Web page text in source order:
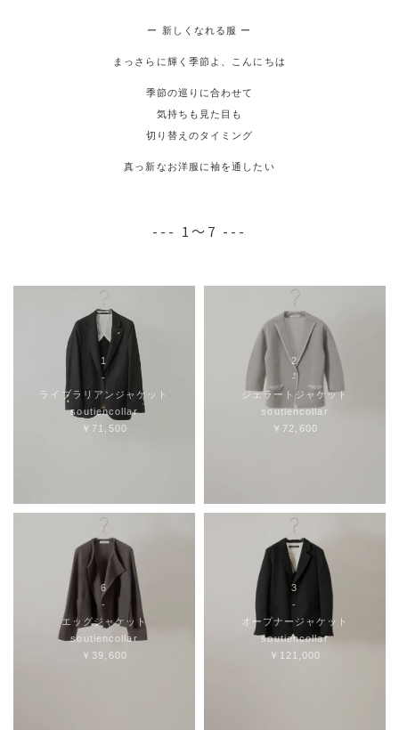
ー 新しくなれる服 ー
まっさらに輝く季節よ、こんにちは
季節の巡りに合わせて
気持ちも見た目も
切り替えのタイミング
真っ新なお洋服に袖を通したい
--- 1～7 ---
1
-
ライブラリアンジャケット
soutiencollar
￥71,500
2
-
ジェラートジャケット
soutiencollar
￥72,600
6
-
エッグジャケット
soutiencollar
￥39,600
3
-
オープナージャケット
soutiencollar
￥121,000